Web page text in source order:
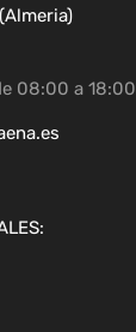
08:00 a 18:00